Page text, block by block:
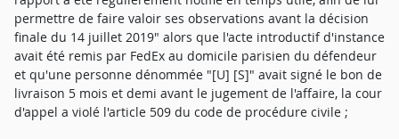
permettre de faire valoir ses observations avant la décision
finale du 14 juillet 2019" alors que l'acte introductif d'instance
avait été remis par FedEx au domicile parisien du défendeur
et qu'une personne dénommée "[U] [S]" avait signé le bon de
livraison 5 mois et demi avant le jugement de l'affaire, la cour
d'appel a violé l'article 509 du code de procédure civile ;